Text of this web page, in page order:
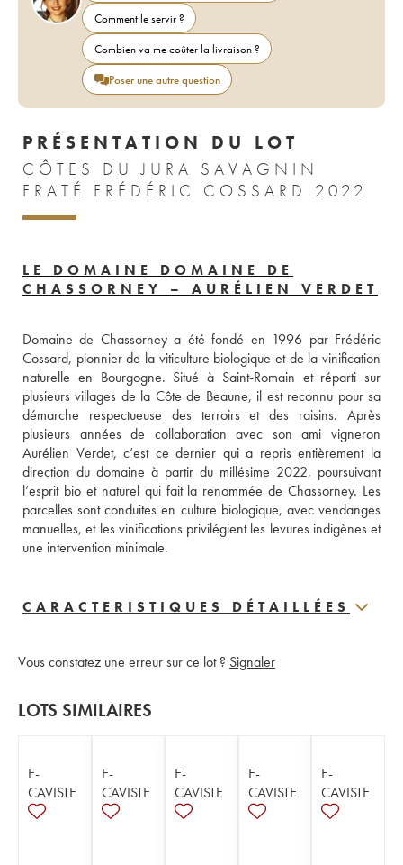
Comment le servir ?
Combien va me coûter la livraison ?
Poser une autre question
PRÉSENTATION DU LOT
CÔTES DU JURA SAVAGNIN
FRATÉ FRÉDÉRIC COSSARD 2022
LE DOMAINE DOMAINE DE
CHASSORNEY – AURÉLIEN VERDET
Domaine de Chassorney a été fondé en 1996 par Frédéric
Cossard, pionnier de la viticulture biologique et de la vinification
naturelle en Bourgogne. Situé à Saint-Romain et réparti sur
plusieurs villages de la Côte de Beaune, il est reconnu pour sa
démarche respectueuse des terroirs et des raisins. Après
plusieurs années de collaboration avec son ami vigneron
Aurélien Verdet, c’est ce dernier qui a repris entièrement la
direction du domaine à partir du millésime 2022, poursuivant
l’esprit bio et naturel qui fait la renommée de Chassorney. Les
parcelles sont conduites en culture biologique, avec vendanges
manuelles, et les vinifications privilégient les levures indigènes et
une intervention minimale.
CARACTERISTIQUES DÉTAILLÉES
Vous constatez une erreur sur ce lot ? Signaler
LOTS SIMILAIRES
E-
CAVISTE
E-
CAVISTE
E-
CAVISTE
E-
CAVISTE
E-
CAVISTE